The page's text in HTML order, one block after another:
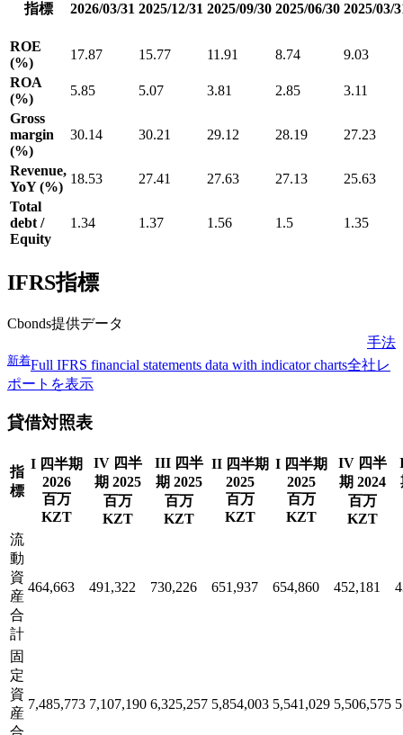
指標
2026/03/31 2025/12/31 2025/09/30 2025/06/30 2025/03/
ROE
(%)
17.87 15.77 11.91 8.74
9.03
ROA
(%)
5.85 5.07 3.81 2.85
3.11
Gross
margin
(%)
30.14 30.21 29.12 28.19 27.23
Revenue,
YoY (%)
18.53 27.41 27.63 27.13
25.63
Total
debt /
Equity
1.34 1.37 1.56 1.5 1.35
IFRS指標
Cbonds提供データ
手法
新着Full IFRS financial statements data with indicator charts全社レ
ポートを表示
貸借対照表
指
標
I 四半期
2026
百万
KZT
IV 四半
期 2025
百万
KZT
III 四半
期 2025
百万
KZT
II 四半期
2025
百万
KZT
I 四半期
2025
百万
KZT
IV 四半
期 2024
百万
KZT
流
動
資
産
合
計
464,663 491,322 730,226 651,937 654,860 452,181
固
定
資
産
合
7,485,773 7,107,190 6,325,257 5,854,003 5,541,029 5,506,575